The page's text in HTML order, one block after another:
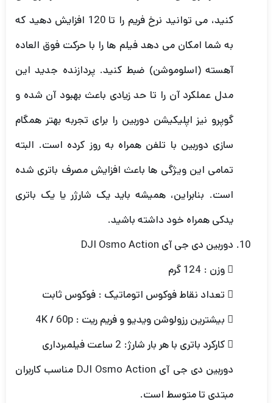
کنید، می توانید نرخ فریم را تا 120 افزایش دهید که
به شما امکان می دهد فیلم ها را با حرکت فوق العاده
آهسته (اسلوموشن) ضبط کنید. پردازنده جدید این
مدل عملکرد آن را تا حد زیادی باعث بهبود آن شده و
گوپرو نیز اپلیکیشن دوربین را برای تجربه بهتر همگام
سازی دوربین با تلفن همراه به روز کرده است. البته
تمامی این ویژگی ها باعث افزایش مصرف باتری شده
است. بنابراین، همیشه باید یک شارژر یا یک باتری
یدکی همراه خود داشته باشید.
دوربین دی جی آی DJI Osmo Action
 وزن : 124 گرم
 تعداد نقاط فوکوس اتوماتیک : فوکوس ثابت
 بیشترین رزولوشن ویدیو و فریم ریت : 4K / 60p
 کارکرد باتری با هر بار شارژ: 2 ساعت فیلمبرداری
دوربین دی جی آی DJI Osmo Action مناسب کاربران
مبتدی تا متوسط است.